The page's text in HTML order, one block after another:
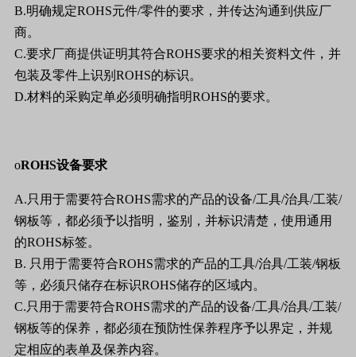
B.明确规定ROHS元件/零件的要求，并传达沟通到供应厂
商。
C.要求厂商提供证明其符合ROHS要求的相关资料文件，并
包装及零件上识别 ROHS的标识。
D.材料的采购定单必须明确指明ROHS的要求。
oROHS设备要求
A. 只用于需要符合ROHS需求的产品的设备/工具/治具/工装/
钢板等，都必须予以指明，鉴别，并标识清楚，使用通用
的ROHS标签。
B. 只用于需要符合ROHS需求的产品的工具/治具/工装/钢板
等，必须只储存在标识ROHS储存的区域内。
C. 只用于需要符合ROHS需求的产品的设备/工具/治具/工装/
钢板等的保养，都必须在预防性保养程序予以界定，并规
定相应的表单及保养内容。